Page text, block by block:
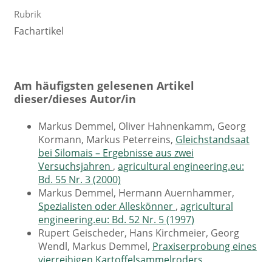
Rubrik
Fachartikel
Am häufigsten gelesenen Artikel
dieser/dieses Autor/in
Markus Demmel, Oliver Hahnenkamm, Georg
Kormann, Markus Peterreins, Gleichstandsaat
bei Silomais – Ergebnisse aus zwei
Versuchsjahren , agricultural engineering.eu:
Bd. 55 Nr. 3 (2000)
Markus Demmel, Hermann Auernhammer,
Spezialisten oder Alleskönner , agricultural
engineering.eu: Bd. 52 Nr. 5 (1997)
Rupert Geischeder, Hans Kirchmeier, Georg
Wendl, Markus Demmel, Praxiserprobung eines